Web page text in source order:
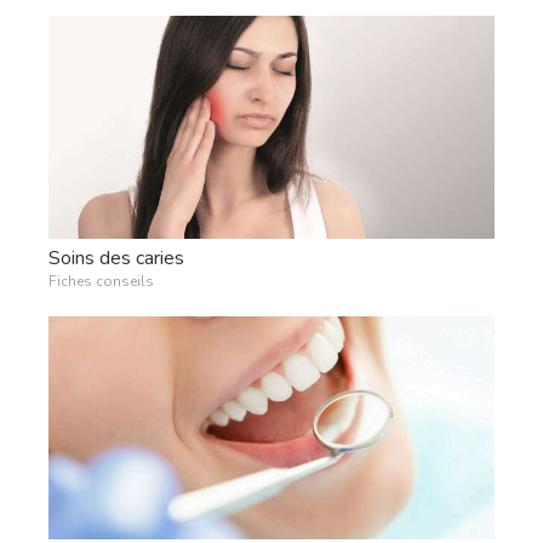
Soins des caries
Fiches conseils